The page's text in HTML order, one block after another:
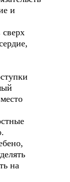
и
на